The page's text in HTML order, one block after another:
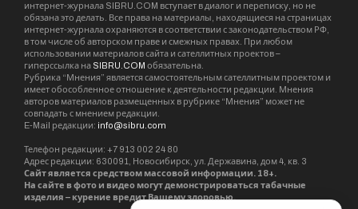
этому направлению для «Русавиапрома» стала
«Газпромбанк Лизинг» . Так, с участием «ГПБ
лизинг» была совершена сделка по
приобретению двух самолетов и одного
вертолета для ОГУП “Авиация Колымы”. По
условию сделки ОГУП выплачивает стоимость
в течение семи лет равными частями без
аванса. «Уже идет третий год, платежи
выплачиваются, мы работаем дальше», –